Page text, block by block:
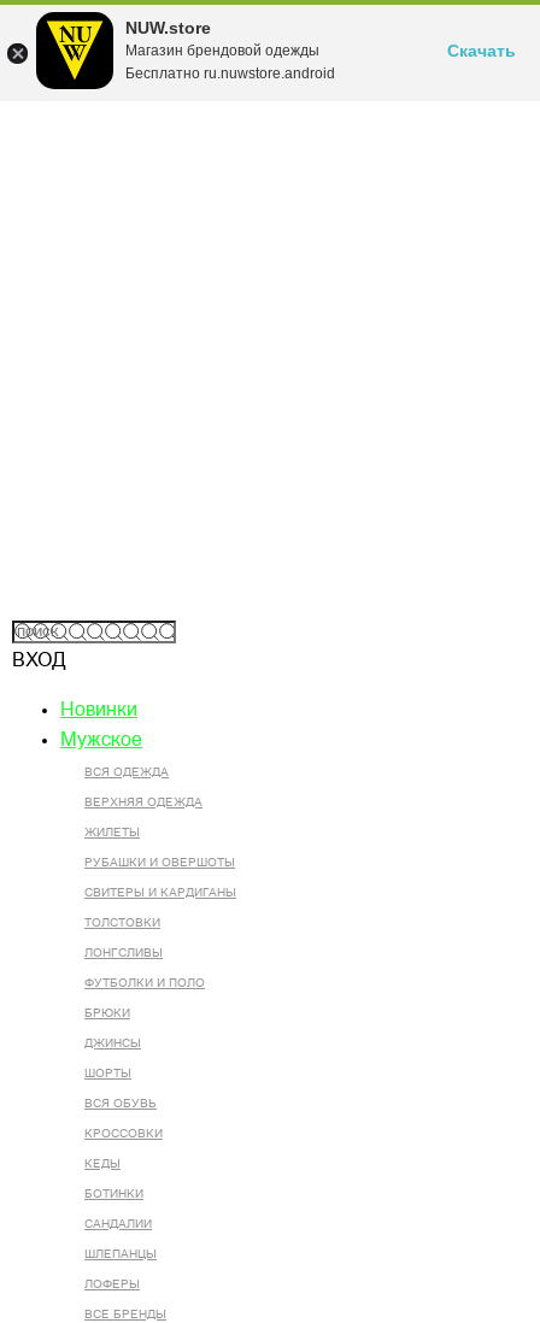
NUW.store
Магазин брендовой одежды
Бесплатно ru.nuwstore.android
Скачать
ВХОД
Новинки
Мужское
ВСЯ ОДЕЖДА
ВЕРХНЯЯ ОДЕЖДА
ЖИЛЕТЫ
РУБАШКИ И ОВЕРШОТЫ
СВИТЕРЫ И КАРДИГАНЫ
ТОЛСТОВКИ
ЛОНГСЛИВЫ
ФУТБОЛКИ И ПОЛО
БРЮКИ
ДЖИНСЫ
ШОРТЫ
ВСЯ ОБУВЬ
КРОССОВКИ
КЕДЫ
БОТИНКИ
САНДАЛИИ
ШЛЕПАНЦЫ
ЛОФЕРЫ
ВСЕ БРЕНДЫ